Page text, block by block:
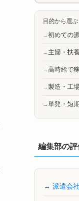
目的から選ぶ
初めての
主婦・扶
高時給で
製造・工
単発・短
編集部の
→ 派遣会